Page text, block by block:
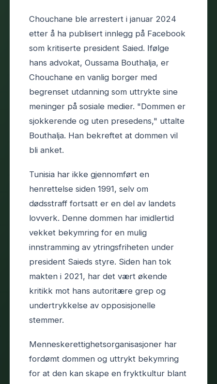
Chouchane ble arrestert i januar 2024
etter å ha publisert innlegg på Facebook
som kritiserte president Saied. Ifølge
hans advokat, Oussama Bouthalja, er
Chouchane en vanlig borger med
begrenset utdanning som uttrykte sine
meninger på sosiale medier. "Dommen er
sjokkerende og uten presedens," uttalte
Bouthalja. Han bekreftet at dommen vil
bli anket.
Tunisia har ikke gjennomført en
henrettelse siden 1991, selv om
dødsstraff fortsatt er en del av landets
lovverk. Denne dommen har imidlertid
vekket bekymring for en mulig
innstramming av ytringsfriheten under
president Saieds styre. Siden han tok
makten i 2021, har det vært økende
kritikk mot hans autoritære grep og
undertrykkelse av opposisjonelle
stemmer.
Menneskerettighetsorganisasjoner har
fordømt dommen og uttrykt bekymring
for at den kan skape en fryktkultur blant